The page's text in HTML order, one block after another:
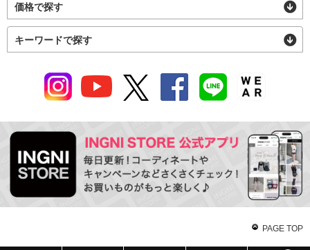
価格で探す
キーワードで探す
PAGE TOP